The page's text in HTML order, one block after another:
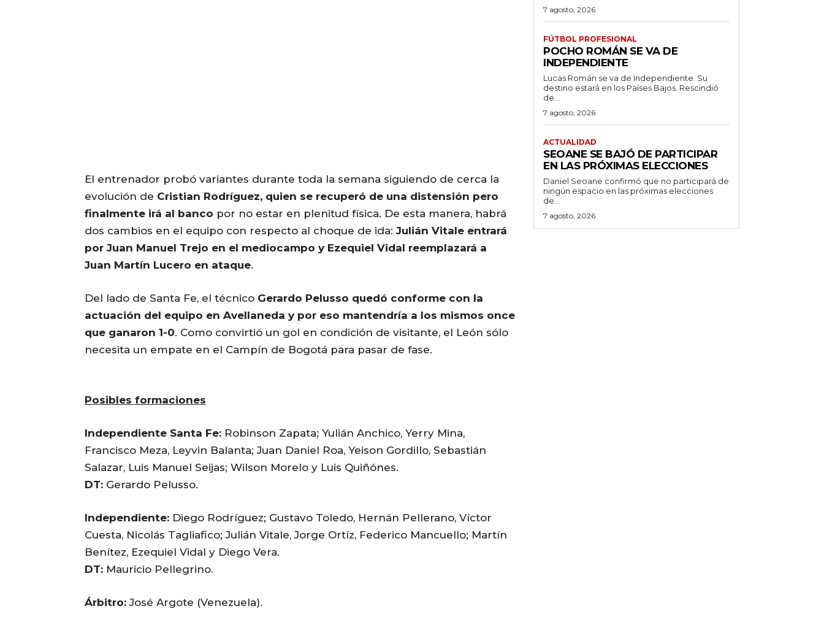
El entrenador probó variantes durante toda la semana siguiendo de cerca la
evolución de Cristian Rodríguez, quien se recuperó de una distensión pero
finalmente irá al banco por no estar en plenitud física. De esta manera, habrá
dos cambios en el equipo con respecto al choque de ida: Julián Vitale entrará
por Juan Manuel Trejo en el mediocampo y Ezequiel Vidal reemplazará a
Juan Martín Lucero en ataque.
Del lado de Santa Fe, el técnico Gerardo Pelusso quedó conforme con la
actuación del equipo en Avellaneda y por eso mantendría a los mismos once
que ganaron 1-0. Como convirtió un gol en condición de visitante, el León sólo
necesita un empate en el Campín de Bogotá para pasar de fase.
Posibles formaciones
Independiente Santa Fe: Robinson Zapata; Yulián Anchico, Yerry Mina,
Francisco Meza, Leyvin Balanta; Juan Daniel Roa, Yeison Gordillo, Sebastián
Salazar, Luis Manuel Seijas; Wilson Morelo y Luis Quiñónes.
DT: Gerardo Pelusso.
Independiente: Diego Rodríguez; Gustavo Toledo, Hernán Pellerano, Víctor
Cuesta, Nicolás Tagliafico; Julián Vitale, Jorge Ortíz, Federico Mancuello; Martín
Benítez, Ezequiel Vidal y Diego Vera.
DT: Mauricio Pellegrino.
Árbitro: José Argote (Venezuela).
7 agosto, 2026
FÚTBOL PROFESIONAL
POCHO ROMÁN SE VA DE
INDEPENDIENTE
Lucas Román se va de Independiente. Su
destino estará en los Países Bajos. Rescindió
de...
7 agosto, 2026
ACTUALIDAD
SEOANE SE BAJÓ DE PARTICIPAR
EN LAS PRÓXIMAS ELECCIONES
Daniel Seoane confirmó que no participará de
ningún espacio en las próximas elecciones
de...
7 agosto, 2026